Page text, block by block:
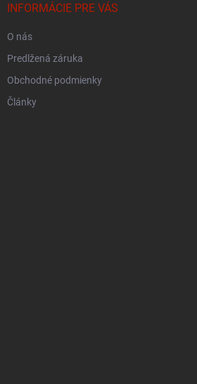
INFORMÁCIE PRE VÁS
O nás
Predlžená záruka
Obchodné podmienky
Články